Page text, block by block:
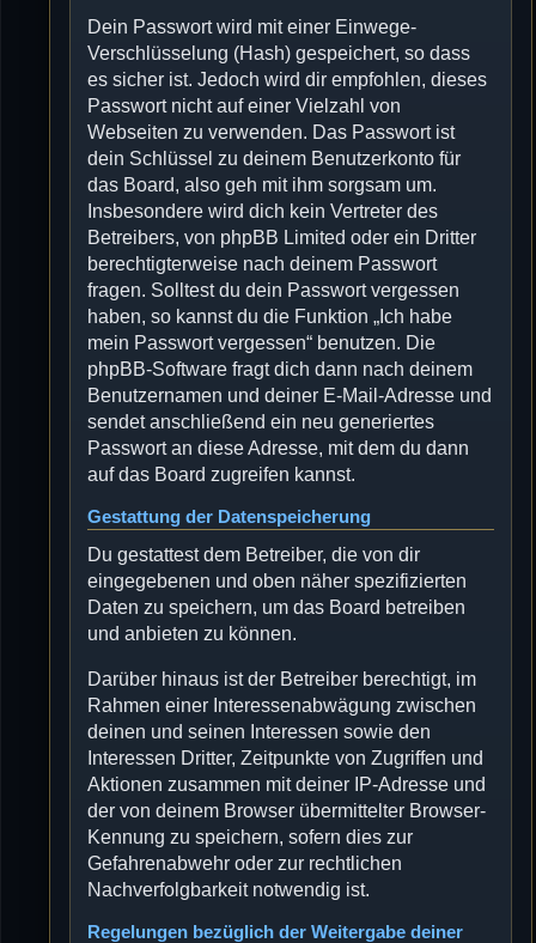
Dein Passwort wird mit einer Einwege-
Verschlüsselung (Hash) gespeichert, so dass
es sicher ist. Jedoch wird dir empfohlen, dieses
Passwort nicht auf einer Vielzahl von
Webseiten zu verwenden. Das Passwort ist
dein Schlüssel zu deinem Benutzerkonto für
das Board, also geh mit ihm sorgsam um.
Insbesondere wird dich kein Vertreter des
Betreibers, von phpBB Limited oder ein Dritter
berechtigterweise nach deinem Passwort
fragen. Solltest du dein Passwort vergessen
haben, so kannst du die Funktion „Ich habe
mein Passwort vergessen“ benutzen. Die
phpBB-Software fragt dich dann nach deinem
Benutzernamen und deiner E-Mail-Adresse und
sendet anschließend ein neu generiertes
Passwort an diese Adresse, mit dem du dann
auf das Board zugreifen kannst.
Gestattung der Datenspeicherung
Du gestattest dem Betreiber, die von dir
eingegebenen und oben näher spezifizierten
Daten zu speichern, um das Board betreiben
und anbieten zu können.
Darüber hinaus ist der Betreiber berechtigt, im
Rahmen einer Interessenabwägung zwischen
deinen und seinen Interessen sowie den
Interessen Dritter, Zeitpunkte von Zugriffen und
Aktionen zusammen mit deiner IP-Adresse und
der von deinem Browser übermittelter Browser-
Kennung zu speichern, sofern dies zur
Gefahrenabwehr oder zur rechtlichen
Nachverfolgbarkeit notwendig ist.
Regelungen bezüglich der Weitergabe deiner